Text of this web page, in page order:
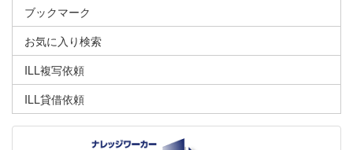
ブックマーク
お気に入り検索
ILL複写依頼
ILL貸借依頼